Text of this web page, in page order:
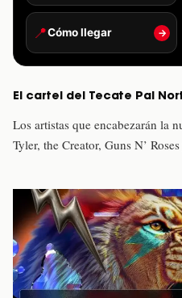
📍Cómo llegar →
El cartel del Tecate Pal
Los artistas que encabezarán la
Tyler, the Creator, Guns N’